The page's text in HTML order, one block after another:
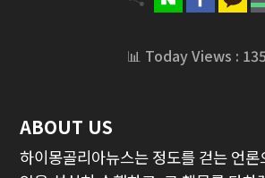
📊 Today Views :
ABOUT US
하이몽골리아뉴스는 정도를 걷는 언론